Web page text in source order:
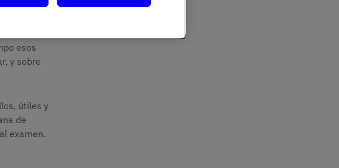
y no
Y al
esos
y sobre
útiles y
de
examen.